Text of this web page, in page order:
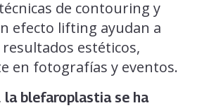
de contouring y
efecto lifting ayudan a
estéticos,
en fotografías y eventos.
la blefaroplastia se ha